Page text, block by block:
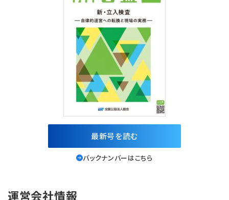
最新号を読む
バックナンバーはこちら
運営会社情報